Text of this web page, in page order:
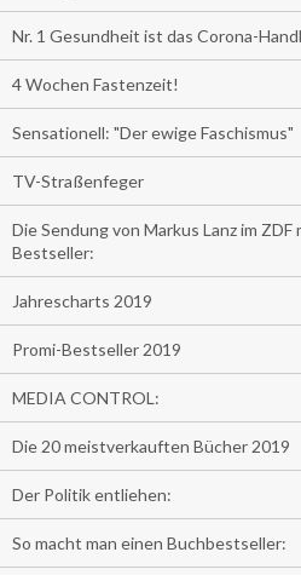
Nr. 1 Gesundheit ist das Corona-
4 Wochen Fastenzeit!
Sensationell: "Der ewige Faschismus"
TV-Straßenfeger
Die Sendung von Markus Lanz im ZDF
Bestseller:
Jahrescharts 2019
Promi-Bestseller 2019
MEDIA CONTROL:
Die 20 meistverkauften Bücher 2019
Der Politik entliehen:
So macht man einen Buchbestseller: